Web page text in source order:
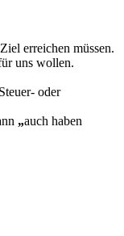
erreichen müssen.
uns wollen.
oder
„auch haben